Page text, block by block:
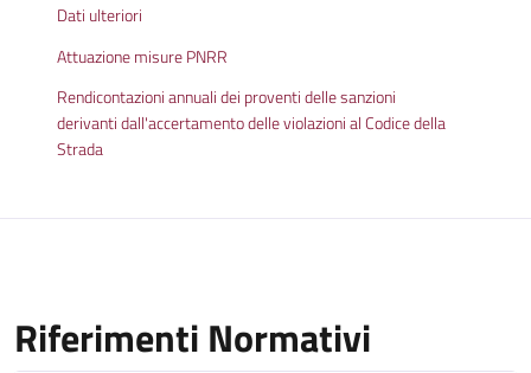
Dati ulteriori
Attuazione misure PNRR
Rendicontazioni annuali dei proventi delle sanzioni
derivanti dall'accertamento delle violazioni al Codice della
Strada
Riferimenti Normativi